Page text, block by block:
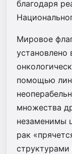
благодаря
Мировое
установлено
помощью
множества
незаменимы
рак
структурами